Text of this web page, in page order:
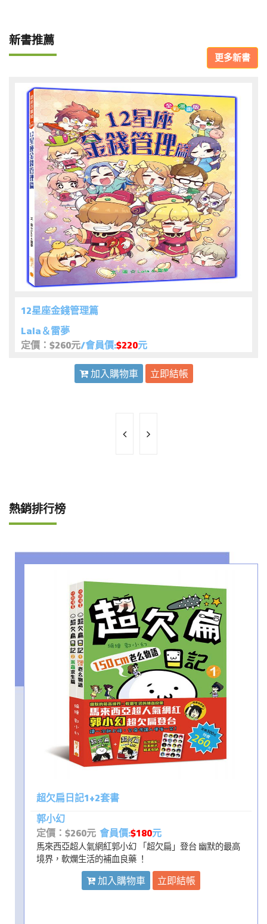
新書推薦
更多新書
12星座金錢管理篇
Lala＆雷夢
定價：$260元/會員價:$220元
加入購物車
立即結帳
熱銷排行榜
超欠扁日記1+2套書
郭小幻
定價：$260元 會員價:$180元
馬來西亞超人氣網紅郭小幻 「超欠扁」登台 幽默的最高
境界，軟爛生活的補血良藥 ！
加入購物車 立即結帳